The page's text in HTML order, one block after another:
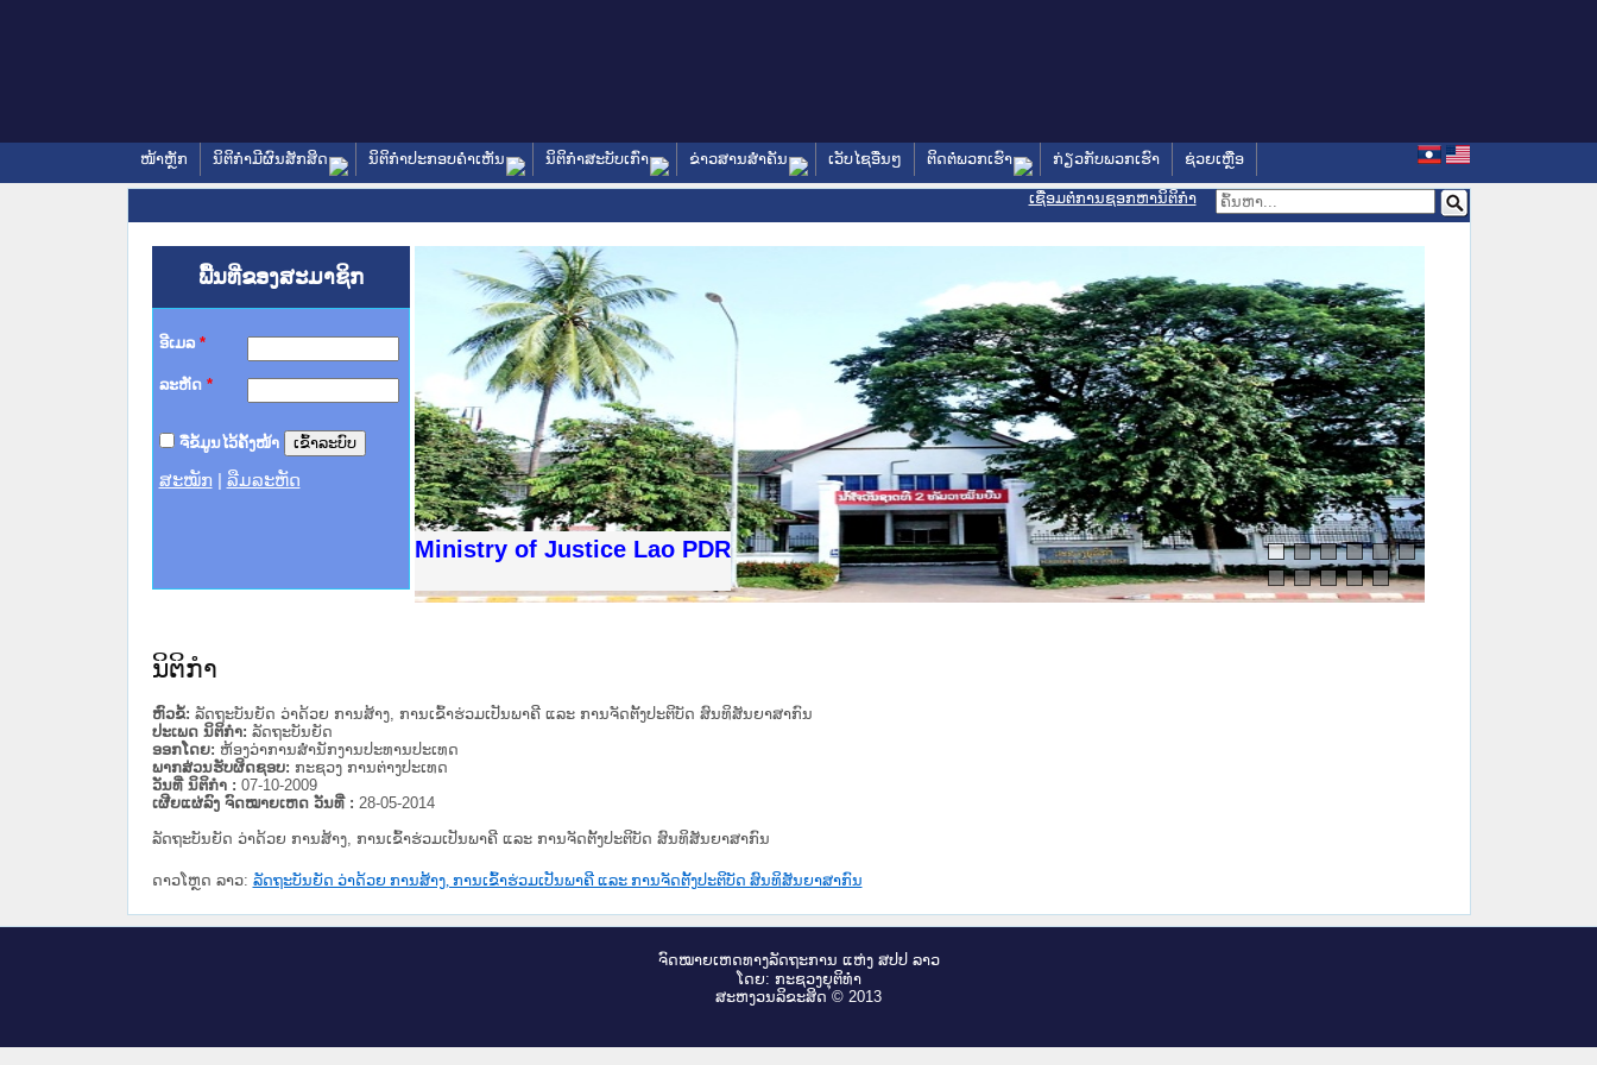
ໜ້າຫຼັກ ນິຕິກໍາມີຜົນສັກສິດ ນິຕິກໍາປະກອບຄໍາເຫັນ ນິຕິກໍາສະບັບເກົ່າ ຂ່າວສານສໍາຄັນ ເວັບໄຊອື່ນໆ ຕິດຕໍ່ພວກເຮົາ ກ່ຽວກັບພວກເຮົາ ຊ່ວຍເຫຼືອ
ເຊື່ອມຕໍ່ການຊອກຫານິຕິກຳ
ພື້ນທີ່ຂອງສະມາຊິກ
ອີເມລ *
ລະຫັດ *
ຈື່ຂໍ້ມູນໄວ້ຄັ້ງໜ້າ
ສະໝັກ ລືມລະຫັດ
Ministry of Justice Lao PDR
ານສະພາປະຊາຊົນ ພາກເໜືອ
ທາງລັດຖະການ
ສຳລັບ ພາກກາງ
ສຳລັບ ພາກໃຕ້
ວິທະຍາຄານຕຳຫຼວດປະຊາຊົນ
ວິທະຍາຄານສັນຕິບານປະຊາຊົນ
ຂັ້ນແຂວງພາກເໜືອ
ານສະພາປະຊາຊົນ ພາກກາງ
ນິຕິກໍາ
ຫົວຂໍ້: ລັດຖະບັນຍັດ ວ່າດ້ວຍ ການສ້າງ, ການເຂົ້າຮ່ວມເປັນພາຄີ ແລະ ການຈັດຕັ້ງປະຕິບັດ ສົນທິສັນຍາສາກົນ
ປະເພດ ນິຕິກໍາ: ລັດຖະບັນຍັດ
ອອກໂດຍ: ຫ້ອງວ່າການສໍານັກງານປະທານປະເທດ
ພາກສ່ວນຮັບຜິດຊອບ: ກະຊວງ ການຕ່າງປະເທດ
ວັນທີ່ ນິຕິກໍາ : 07-10-2009
ເຜີຍແຜ່ລົງ ຈົດໝາຍເຫດ ວັນທີ່ : 28-05-2014
ລັດຖະບັນຍັດ ວ່າດ້ວຍ ການສ້າງ, ການເຂົ້າຮ່ວມເປັນພາຄີ ແລະ ການຈັດຕັ້ງປະຕິບັດ ສົນທິສັນຍາສາກົນ
ດາວໂຫຼດ ລາວ: ລັດຖະບັນຍັດ ວ່າດ້ວຍ ການສ້າງ, ການເຂົ້າຮ່ວມເປັນພາຄີ ແລະ ການຈັດຕັ້ງປະຕິບັດ ສົນທິສັນຍາສາກົນ
ຈົດ​ໝາຍ​ເຫດ​ທາງ​ລັດ​ຖະ​ການ ແຫ່ງ ສ​ປ​ປ ລາວ
ໂດຍ: ກະ​ຊວງຍຸ​ຕິ​ທຳ
ສະ​ຫງວນ​ລິ​ຂະ​ສິດ © 2013